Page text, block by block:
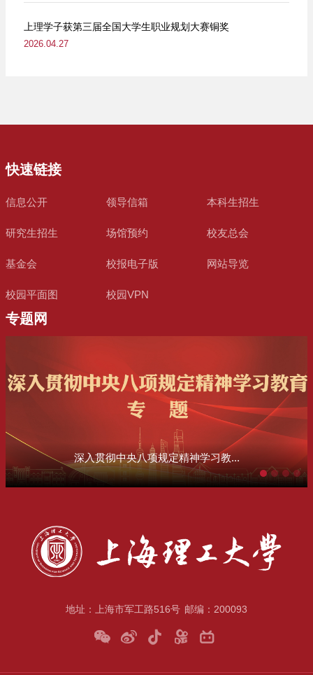
上理学子获第三届全国大学生职业规划大赛铜奖
2026.04.27
地址：上海市军工路516号 邮编：200093
快速链接
信息公开 领导信箱 本科生招生
研究生招生 场馆预约 校友总会
基金会 校报电子版 网站导览
校园平面图 校园VPN
专题网
深入贯彻中央八项规定精神学习教...